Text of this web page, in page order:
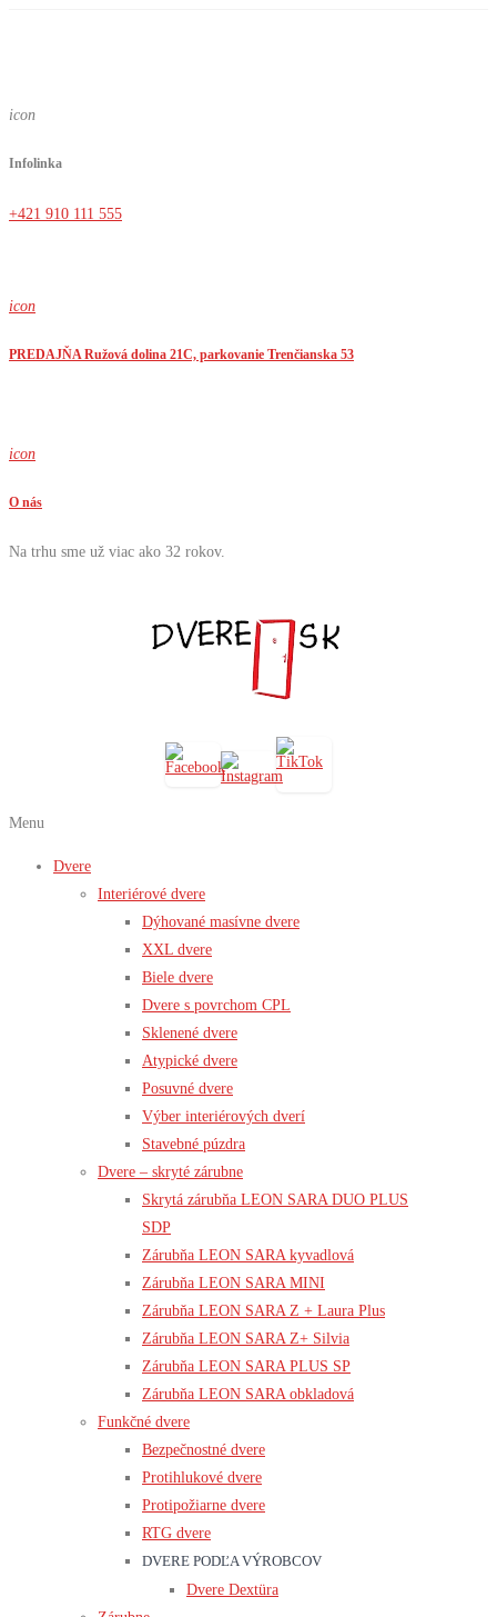
icon
Infolinka
+421 910 111 555
icon
PREDAJŇA Ružová dolina 21C, parkovanie Trenčianska 53
icon
O nás
Na trhu sme už viac ako 32 rokov.
Menu
Dvere
Interiérové dvere
Dýhované masívne dvere
XXL dvere
Biele dvere
Dvere s povrchom CPL
Sklenené dvere
Atypické dvere
Posuvné dvere
Výber interiérových dverí
Stavebné púzdra
Dvere – skryté zárubne
Skrytá zárubňa LEON SARA DUO PLUS
SDP
Zárubňa LEON SARA kyvadlová
Zárubňa LEON SARA MINI
Zárubňa LEON SARA Z + Laura Plus
Zárubňa LEON SARA Z+ Silvia
Zárubňa LEON SARA PLUS SP
Zárubňa LEON SARA obkladová
Funkčné dvere
Bezpečnostné dvere
Protihlukové dvere
Protipožiarne dvere
RTG dvere
DVERE PODĽA VÝROBCOV
Dvere Dextüra